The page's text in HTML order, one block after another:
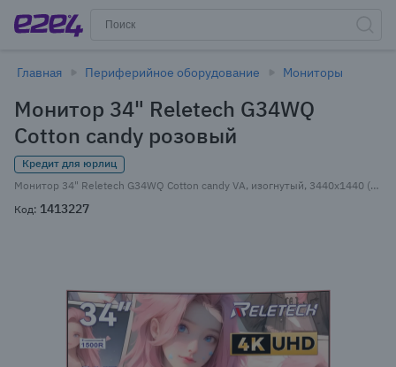
Главная Периферийное оборудование Мониторы
Монитор 34" Reletech G34WQ
Cotton candy розовый
Кредит для юрлиц
Монитор 34" Reletech G34WQ Cotton candy VA, изогнутый, 3440x1440 (21:9), 300кд/м2, 165 Гц, 1 мс, 178°/178°, HDMI, DisplayPort, розовый (6973706812212)
Код: 1413227